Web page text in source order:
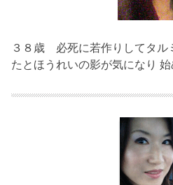
３８歳 必死に若作りしてタル
たとほうれいの影が気になり 始